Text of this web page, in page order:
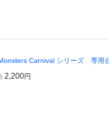
Carnival シリーズ 専用
2,200円